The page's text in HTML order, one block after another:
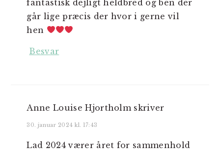
fantastisk dejligt heldbred og ben der
går lige præcis der hvor i gerne vil
hen
Besvar
Anne Louise Hjortholm skriver
30. januar 2024 kl. 17:43
Lad 2024 værer året for sammenhold